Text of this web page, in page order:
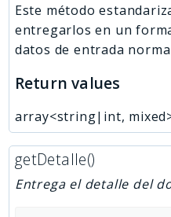
Este método
entregarlos en un
datos de entrada
Return values
array<string|int,
getDetalle()
Entrega el detalle del